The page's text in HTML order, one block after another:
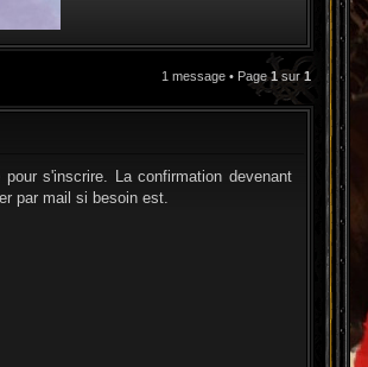
1 message • Page1sur 1
CITATION
s'inscrire. La confirmation devenant
par mail si besoin est.